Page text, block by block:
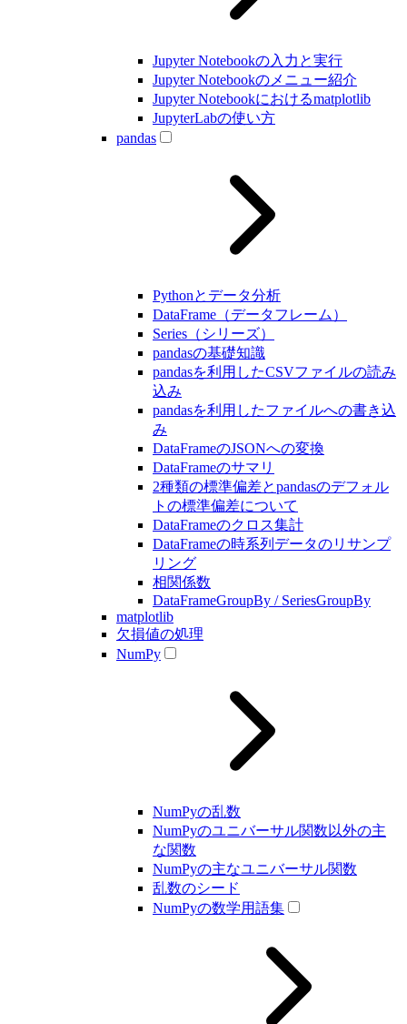
Jupyter Notebookの入力と実行
Jupyter Notebookのメニュー紹介
Jupyter Notebookにおけるmatplotlib
JupyterLabの使い方
pandas
Pythonとデータ分析
DataFrame（データフレーム）
Series（シリーズ）
pandasの基礎知識
pandasを利用したCSVファイルの読み
込み
pandasを利用したファイルへの書き込
み
DataFrameのJSONへの変換
DataFrameのサマリ
2種類の標準偏差とpandasのデフォル
トの標準偏差について
DataFrameのクロス集計
DataFrameの時系列データのリサンプ
リング
相関係数
DataFrameGroupBy / SeriesGroupBy
matplotlib
欠損値の処理
NumPy
NumPyの乱数
NumPyのユニバーサル関数以外の主
な関数
NumPyの主なユニバーサル関数
乱数のシード
NumPyの数学用語集